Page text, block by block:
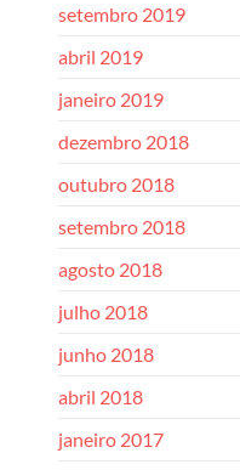
setembro 2019
abril 2019
janeiro 2019
dezembro 2018
outubro 2018
setembro 2018
agosto 2018
julho 2018
junho 2018
abril 2018
janeiro 2017